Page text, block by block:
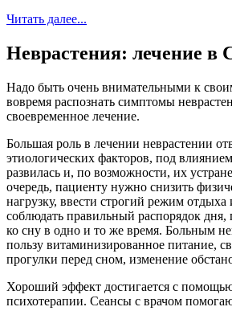
Читать далее...
Неврастения: лечение в
Надо быть очень внимательными к
вовремя распознать симптомы
своевременное лечение.
Большая роль в лечении неврастении
этиологических факторов, под
развилась и, по возможности, их
очередь, пациенту нужно снизить
нагрузку, ввести строгий режим
соблюдать правильный распорядок дня,
ко сну в одно и то же время. Больным
пользу витаминизированное питание,
прогулки перед сном, изменение
Хороший эффект достигается с
психотерапии. Сеансы с врачом